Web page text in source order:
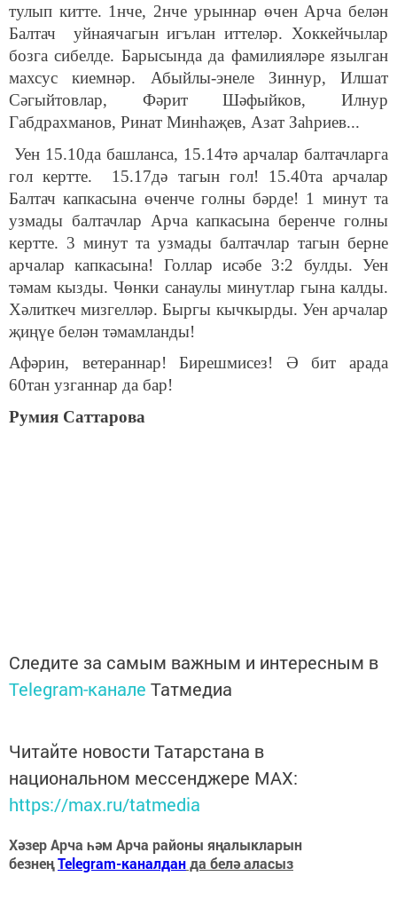
тулып китте. 1нче, 2нче урыннар өчен Арча белән
Балтач уйнаячагын игълан иттеләр. Хоккейчылар
бозга сибелде. Барысында да фамилияләре язылган
махсус киемнәр. Абыйлы-энеле Зиннур, Илшат
Сәгыйтовлар, Фәрит Шәфыйков, Илнур
Габдрахманов, Ринат Минһаҗев, Азат Заһриев...
Уен 15.10да башланса, 15.14тә арчалар балтачларга
гол кертте. 15.17дә тагын гол! 15.40та арчалар
Балтач капкасына өченче голны бәрде! 1 минут та
узмады балтачлар Арча капкасына беренче голны
кертте. 3 минут та узмады балтачлар тагын берне
арчалар капкасына! Голлар исәбе 3:2 булды. Уен
тәмам кызды. Чөнки санаулы минутлар гына калды.
Хәлиткеч мизгелләр. Быргы кычкырды. Уен арчалар
җиңүе белән тәмамланды!
Афәрин, ветераннар! Бирешмисез! Ә бит арада
60тан узганнар да бар!
Румия Саттарова
Следите за самым важным и интересным в
Telegram-канале Татмедиа
Читайте новости Татарстана в
национальном мессенджере MАХ:
https://max.ru/tatmedia
Хәзер Арча һәм Арча районы яңалыкларын
безнеңTelegram-каналданда белә аласыз